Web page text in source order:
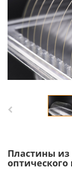
Пластины из
оптического